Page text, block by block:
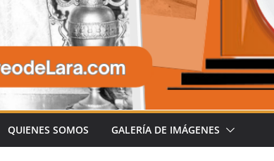
QUIENES SOMOS GALERÍA DE IMÁGENES